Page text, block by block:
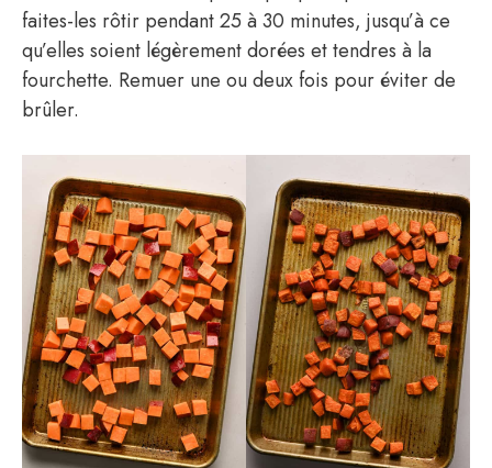
faites-les rôtir pendant 25 à 30 minutes, jusqu’à ce
qu’elles soient légèrement dorées et tendres à la
fourchette. Remuer une ou deux fois pour éviter de
brûler.